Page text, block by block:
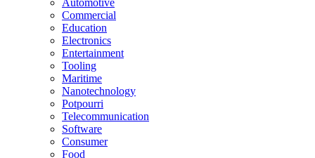
Commercial
Education
Electronics
Entertainment
Tooling
Maritime
Nanotechnology
Potpourri
Telecommunication
Software
Consumer
Food